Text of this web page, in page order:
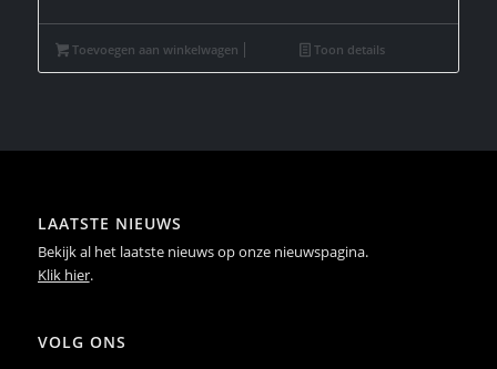
Toevoegen aan winkelwagen Toon details
LAATSTE NIEUWS
Bekijk al het laatste nieuws op onze nieuwspagina.
Klik hier.
VOLG ONS